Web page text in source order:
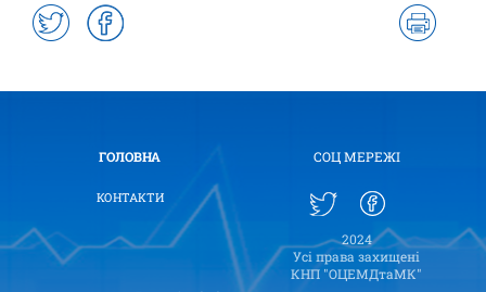
ГОЛОВНА
КОНТАКТИ
СОЦ МЕРЕЖІ
2024
Усі права захищені
КНП "ОЦЕМДтаМК"